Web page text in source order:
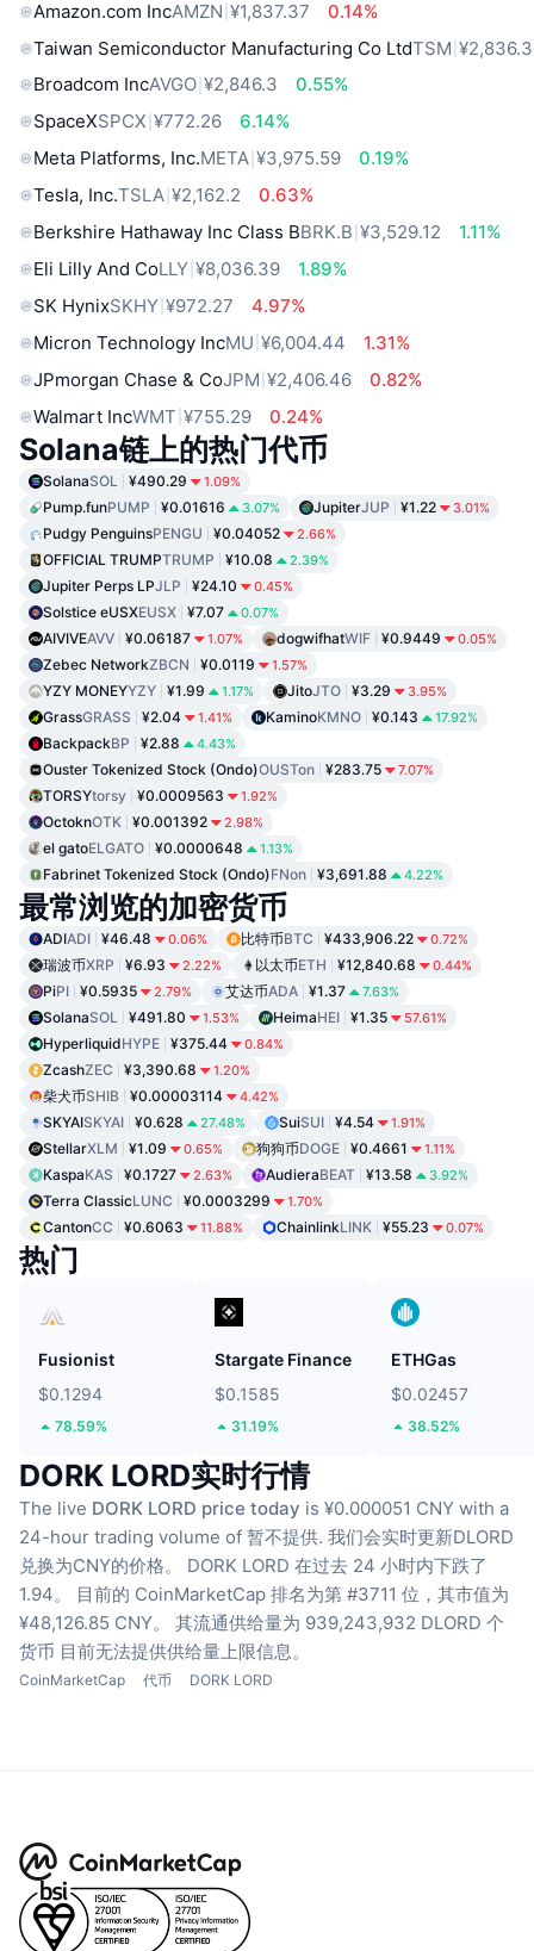
Amazon.com IncAMZN ¥1,837.37
0.14%
Taiwan Semiconductor Manufacturing Co LtdTSM
Broadcom IncAVGO ¥2,846.3
0.55%
SpaceXSPCX ¥772.26
6.14%
Meta Platforms, Inc.META ¥3,975.59
0.19%
Tesla, Inc.TSLA ¥2,162.2
0.63%
Berkshire Hathaway Inc Class BBRK.B ¥3,529.12
1.11%
Eli Lilly And CoLLY ¥8,036.39
1.89%
SK HynixSKHY ¥972.27
4.97%
Micron Technology IncMU ¥6,004.44
1.31%
JPmorgan Chase & CoJPM ¥2,406.46
0.82%
Walmart IncWMT ¥755.29 0.24%
Solana链上的热门代币
SolanaSOL ¥490.29 1.09%
Pump.funPUMP ¥0.01616 3.07% JupiterJUP ¥1.22 3.01%
Pudgy PenguinsPENGU ¥0.04052 2.66%
OFFICIAL TRUMPTRUMP ¥10.08 2.39%
Jupiter Perps LPJLP ¥24.10 0.45%
Solstice eUSXEUSX ¥7.07 0.07%
AIVIVEAVV ¥0.06187 1.07% dogwifhatWIF ¥0.9449 0.05%
Zebec NetworkZBCN ¥0.0119 1.57%
YZY MONEYYZY ¥1.99 1.17% JitoJTO ¥3.29 3.95%
GrassGRASS ¥2.04 1.41% KaminoKMNO ¥0.143 17.92%
BackpackBP ¥2.88 4.43%
Ouster Tokenized Stock (Ondo)OUSTon ¥283.75 7.07%
TORSYtorsy ¥0.0009563 1.92%
OctoknOTK ¥0.001392 2.98%
el gatoELGATO ¥0.0000648 1.13%
Fabrinet Tokenized Stock (Ondo)FNon ¥3,691.88 4.22%
最常浏览的加密货币
ADIADI ¥46.48 0.06% 比特币BTC ¥433,906.22 0.72%
瑞波币XRP ¥6.93 2.22% 以太币ETH ¥12,840.68 0.44%
PiPI ¥0.5935 2.79% 艾达币ADA ¥1.37 7.63%
SolanaSOL ¥491.80 1.53% HeimaHEI ¥1.35 57.61%
HyperliquidHYPE ¥375.44 0.84%
ZcashZEC ¥3,390.68 1.20%
柴犬币SHIB ¥0.00003114 4.42%
SKYAISKYAI ¥0.628 27.48% SuiSUI ¥4.54 1.91%
StellarXLM ¥1.09 0.65% 狗狗币DOGE ¥0.4661 1.11%
KaspaKAS ¥0.1727 2.63% AudieraBEAT ¥13.58 3.92%
Terra ClassicLUNC ¥0.0003299 1.70%
CantonCC ¥0.6063 11.88% ChainlinkLINK ¥55.23 0.07%
热门
Fusionist
$0.1294
78.59%
Stargate Finance
$0.1585
31.19%
ETHGas
$0.02457
38.52%
DORK LORD实时行情
The live DORK LORD price today is ¥0.000051 CNY with a
24-hour trading volume of 暂不提供. 我们会实时更新DLORD
兑换为CNY的价格。
DORK LORD 在过去 24 小时内下跌了
1.94。
目前的 CoinMarketCap 排名为第 #3711 位，其市值为
¥48,126.85 CNY。
其流通供给量为 939,243,932 DLORD 个
货币 目前无法提供供给量上限信息。
CoinMarketCap 代币 DORK LORD